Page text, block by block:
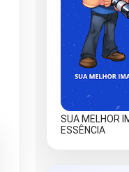
SUA MELHOR
ESSÊNCIA